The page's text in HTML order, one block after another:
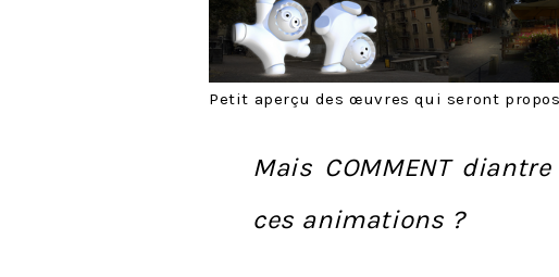
Petit aperçu des œuvres qui seront
Mais COMMENT
ces animations ?